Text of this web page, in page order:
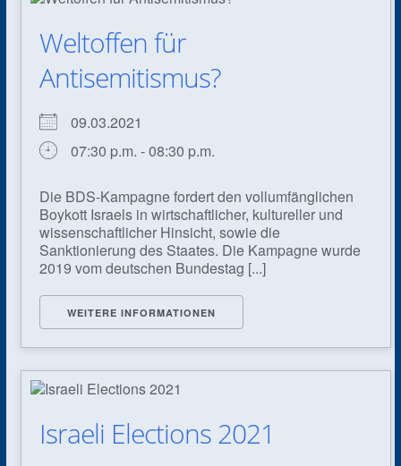
Weltoffen für
Antisemitismus?
09.03.2021
07:30 p.m. - 08:30 p.m.
Die BDS-Kampagne fordert den vollumfänglichen
Boykott Israels in wirtschaftlicher, kultureller und
wissenschaftlicher Hinsicht, sowie die
Sanktionierung des Staates. Die Kampagne wurde
2019 vom deutschen Bundestag [...]
WEITERE INFORMATIONEN
Israeli Elections 2021